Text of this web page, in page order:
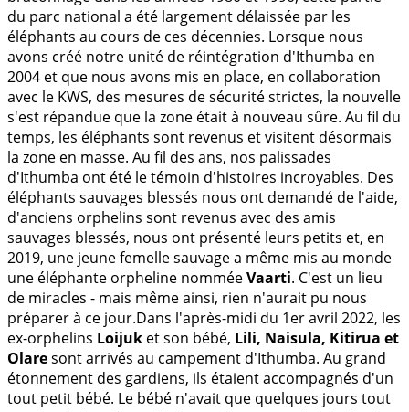
du parc national a été largement délaissée par les
éléphants au cours de ces décennies. Lorsque nous
avons créé notre unité de réintégration d'Ithumba en
2004 et que nous avons mis en place, en collaboration
avec le KWS, des mesures de sécurité strictes, la nouvelle
s'est répandue que la zone était à nouveau sûre. Au fil du
temps, les éléphants sont revenus et visitent désormais
la zone en masse. Au fil des ans, nos palissades
d'Ithumba ont été le témoin d'histoires incroyables. Des
éléphants sauvages blessés nous ont demandé de l'aide,
d'anciens orphelins sont revenus avec des amis
sauvages blessés, nous ont présenté leurs petits et, en
2019, une jeune femelle sauvage a même mis au monde
une éléphante orpheline nomméeVaarti. C'est un lieu
de miracles - mais même ainsi, rien n'aurait pu nous
préparer à ce jour.Dans l'après-midi du 1er avril 2022, les
ex-orphelins Loijuk et son bébé, Lili, Naisula, Kitirua et
Olaresont arrivés au campement d'Ithumba. Au grand
étonnement des gardiens, ils étaient accompagnés d'un
tout petit bébé. Le bébé n'avait que quelques jours tout